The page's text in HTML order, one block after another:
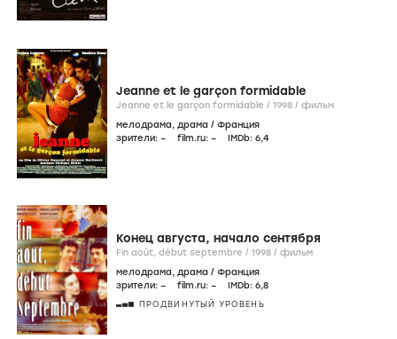
Jeanne et le garçon formidable
Jeanne et le garçon formidable / 1998 / фильм
мелодрама, драма / Франция
зрители: – film.ru: – IMDb: 6,4
Конец августа, начало сентября
Fin août, début septembre / 1998 / фильм
мелодрама, драма / Франция
зрители: – film.ru: – IMDb: 6,8
ПРОДВИНУТЫЙ УРОВЕНЬ